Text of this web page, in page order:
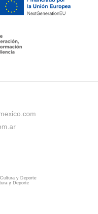
y Deporte
y Deporte